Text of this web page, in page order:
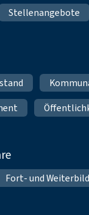
Stellenangebote
Fort- und